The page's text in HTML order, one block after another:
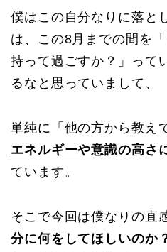
僕はこの自分なりに落と
は、この8月までの間を
持って過ごすか？」って
るなと思っていまして、
単純に「他の方から教え
エネルギーや意識の高さ
ています。
そこで今回は僕なりの直
分に何をしてほしいのか